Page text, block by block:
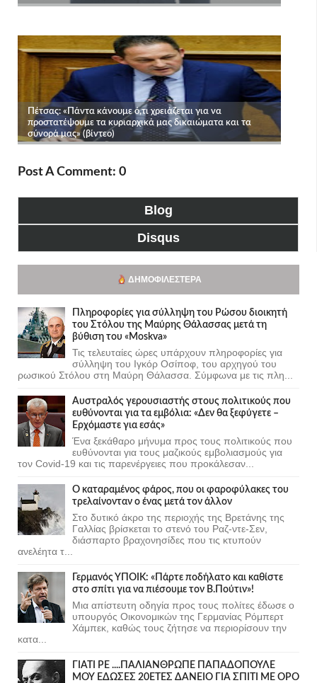
Post A Comment: 0
Blog
Disqus
ΔΗΜΟΦΙΛΈΣΤΕΡΑ
Πληροφορίες για σύλληψη του Ρώσου διοικητή
του Στόλου της Mαύρης Θάλασσας μετά τη
βύθιση του «Moskva»
Τις τελευταίες ώρες υπάρχουν πληροφορίες για
σύλληψη του Ιγκόρ Οσίποφ, του αρχηγού του
ρωσικού Στόλου στη Μαύρη Θάλασσα. Σύμφωνα με τις πλη...
Αυστραλός γερουσιαστής στους πολιτικούς που
ευθύνονται για τα εμβόλια: «Δεν θα ξεφύγετε –
Ερχόμαστε για εσάς»
Ένα ξεκάθαρο μήνυμα προς τους πολιτικούς που
ευθύνονται για τους μαζικούς εμβολιασμούς για
τον Covid-19 και τις παρενέργειες που προκάλεσαν...
Ο καταραμένος φάρος, που οι φαροφύλακες του
τρελαίνονταν ο ένας μετά τον άλλον
Στο δυτικό άκρο της περιοχής της Βρετάνης της
Γαλλίας βρίσκεται το στενό του Ραζ-ντε-Σεν,
διάσπαρτο βραχονησίδες που τις κτυπούν
ανελέητα τ...
Γερμανός ΥΠΟΙΚ: «Πάρτε ποδήλατο και καθίστε
στο σπίτι για να πιέσουμε τον Β.Πούτιν»!
Μια απίστευτη οδηγία προς τους πολίτες έδωσε ο
υπουργός Οικονομικών της Γερμανίας Ρόμπερτ
Χάμπεκ, καθώς τους ζήτησε να περιορίσουν την
κατα...
ΓΙΑΤΙ ΡΕ ....ΠΑΛΙΑΝΘΡΩΠΕ ΠΑΠΑΔΟΠΟΥΛΕ
ΜΟΥ ΕΔΩΣΕΣ 20ΕΤΕΣ ΔΑΝΕΙΟ ΓΙΑ ΣΠΙΤΙ ΜΕ ΟΡΟ